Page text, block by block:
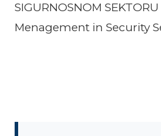
SIGURNOSNOM
Menagement in Security